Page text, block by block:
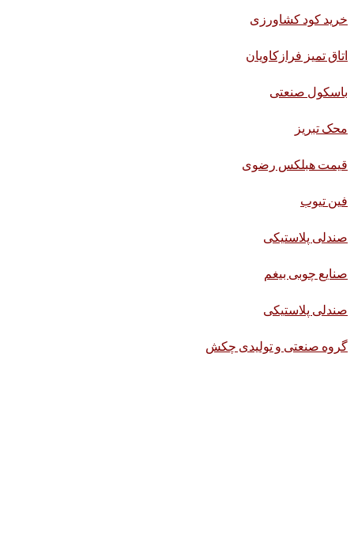
خرید کود کشاورزی
اتاق تمیز فرازکاویان
باسکول صنعتی
محک تبریز
قیمت هبلکس رضوی
فین تیوب
صندلی پلاستیکی
صنایع چوبی بیغم
صندلی پلاستیکی
گروه صنعتی و تولیدی چکش